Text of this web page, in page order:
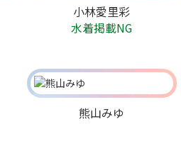
小林愛里彩
水着掲載NG
熊山みゆ